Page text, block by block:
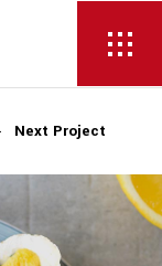
Next Project